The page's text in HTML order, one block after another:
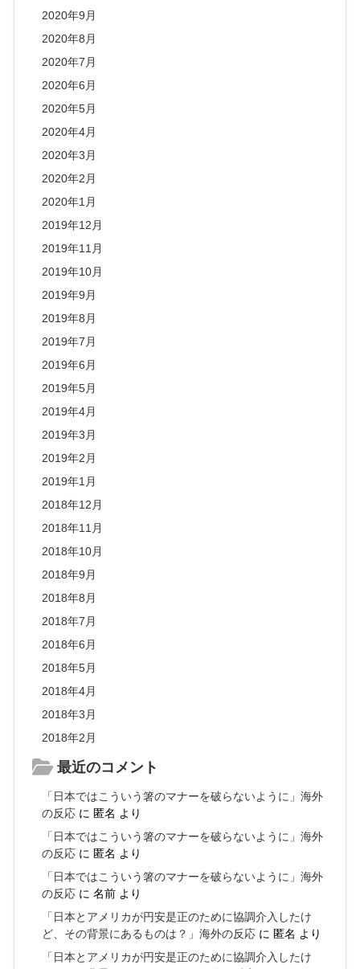
2020年9月
2020年8月
2020年7月
2020年6月
2020年5月
2020年4月
2020年3月
2020年2月
2020年1月
2019年12月
2019年11月
2019年10月
2019年9月
2019年8月
2019年7月
2019年6月
2019年5月
2019年4月
2019年3月
2019年2月
2019年1月
2018年12月
2018年11月
2018年10月
2018年9月
2018年8月
2018年7月
2018年6月
2018年5月
2018年4月
2018年3月
2018年2月
最近のコメント
「日本ではこういう箸のマナーを破らないように」海外
の反応 に 匿名 より
「日本ではこういう箸のマナーを破らないように」海外
の反応 に 匿名 より
「日本ではこういう箸のマナーを破らないように」海外
の反応 に名前 より
「日本とアメリカが円安是正のために協調介入したけ
ど、その背景にあるものは？」海外の反応 に 匿名 より
「日本とアメリカが円安是正のために協調介入したけ